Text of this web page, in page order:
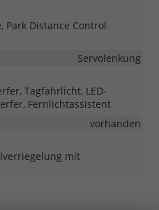
Park Distance Control
Servolenkung
Tagfahrlicht, LED-
Fernlichtassistent
vorhanden
mit